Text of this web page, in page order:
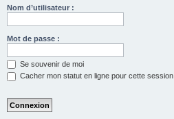
Nom d’utilisateur :
Mot de passe :
Se souvenir de moi
Cacher mon statut en ligne pour cette session